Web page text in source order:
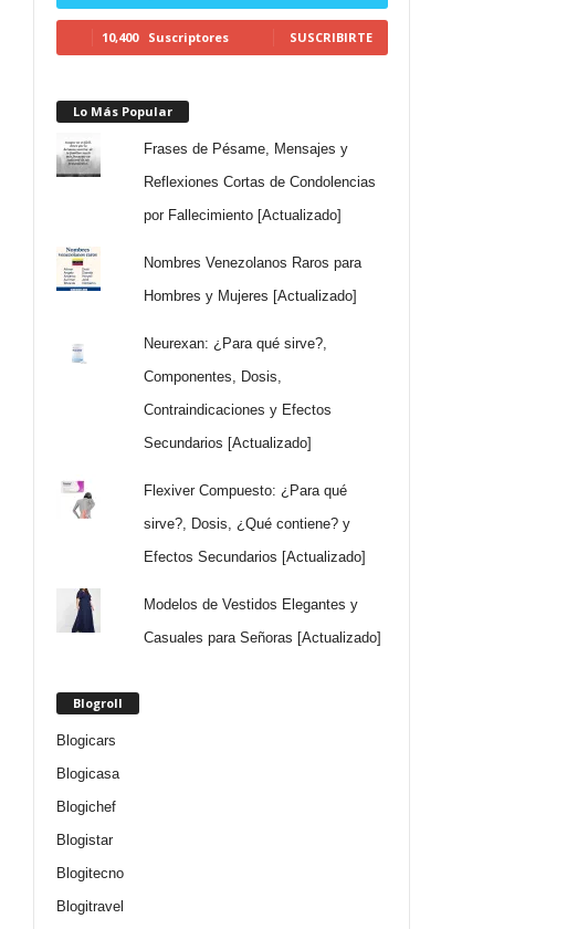
10,400 Suscriptores SUSCRIBIRTE
Lo Más Popular
Frases de Pésame, Mensajes y
Reflexiones Cortas de Condolencias
por Fallecimiento [Actualizado]
Nombres Venezolanos Raros para
Hombres y Mujeres [Actualizado]
Neurexan: ¿Para qué sirve?,
Componentes, Dosis,
Contraindicaciones y Efectos
Secundarios [Actualizado]
Flexiver Compuesto: ¿Para qué
sirve?, Dosis, ¿Qué contiene? y
Efectos Secundarios [Actualizado]
Modelos de Vestidos Elegantes y
Casuales para Señoras [Actualizado]
Blogroll
Blogicars
Blogicasa
Blogichef
Blogistar
Blogitecno
Blogitravel